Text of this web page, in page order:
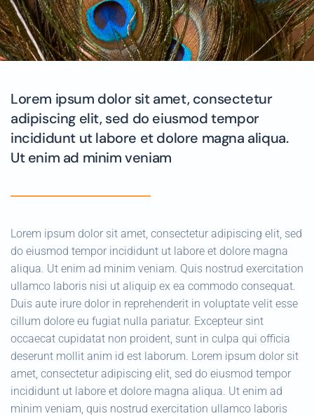
Lorem ipsum dolor sit amet, consectetur
adipiscing elit, sed do eiusmod tempor
incididunt ut labore et dolore magna aliqua.
Ut enim ad minim veniam
Lorem ipsum dolor sit amet, consectetur adipiscing elit, sed
do eiusmod tempor incididunt ut labore et dolore magna
aliqua. Ut enim ad minim veniam. Quis nostrud exercitation
ullamco laboris nisi ut aliquip ex ea commodo consequat.
Duis aute irure dolor in reprehenderit in voluptate velit esse
cillum dolore eu fugiat nulla pariatur. Excepteur sint
occaecat cupidatat non proident, sunt in culpa qui officia
deserunt mollit anim id est laborum. Lorem ipsum dolor sit
amet, consectetur adipiscing elit, sed do eiusmod tempor
incididunt ut labore et dolore magna aliqua. Ut enim ad
minim veniam, quis nostrud exercitation ullamco laboris